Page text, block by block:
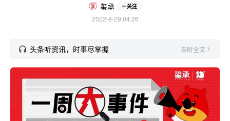
玺承 关注
2022-8-29 04:26
头条听资讯，时事尽掌握 去听全文